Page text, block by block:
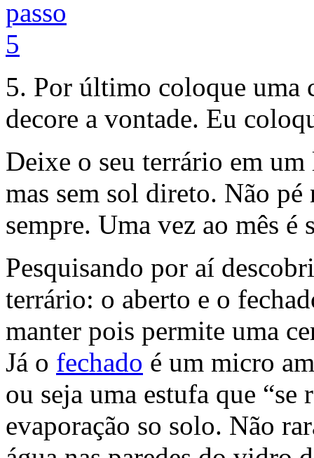
5. Por último coloque uma
decore a vontade. Eu
Deixe o seu terrário em
mas sem sol direto. Não pé
sempre. Uma vez ao mês é
Pesquisando por aí
terrário: o aberto e o
manter pois permite uma
Já o fechado é um micro
ou seja uma estufa que “se
evaporação so solo. Não